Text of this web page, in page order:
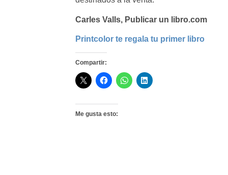
Carles Valls, Publicar un libro.com
Printcolor te regala tu primer libro
Compartir:
Me gusta esto: